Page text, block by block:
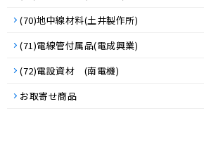
(70)地中線材料(土井製作所)
(71)電線管付属品(電成興業)
(72)電設資材 (南電機)
お取寄せ商品